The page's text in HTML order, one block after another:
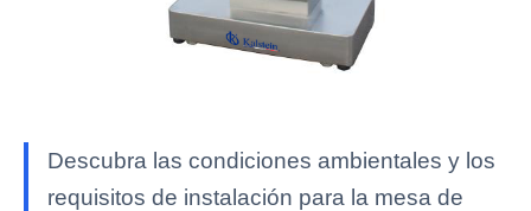
Descubra las condiciones ambientales y los
requisitos de instalación para la mesa de